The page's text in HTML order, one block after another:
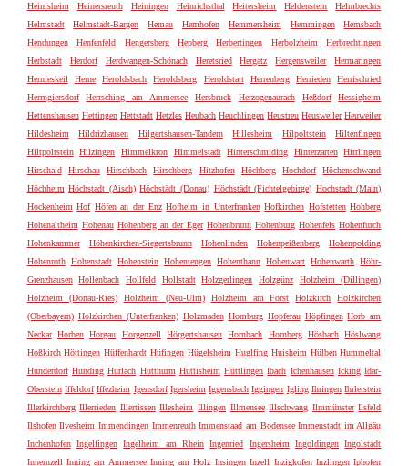
Heimsheim
Heinersreuth Heiningen Heinrichsthal Heitersheim Heldenstein
Helmbrechts
Helmstadt
Helmstadt-Bargen Hemau Hemhofen Hemmersheim Hemmingen
Hemsbach
Hendungen
Henfenfeld Hengersberg Hepberg Herbertingen Herbolzheim
Herbrechtingen
Herbstadt
Herdorf Herdwangen-Schönach Heretsried Hergatz Hergensweiler
Hermaringen
Hermeskeil
Herne Heroldsbach Heroldsberg Heroldstatt Herrenberg Herrieden
Herrischried
Herrngiersdorf
Herrsching am Ammersee Hersbruck Herzogenaurach Heßdorf
Hessigheim
Hettenshausen Hettingen Hettstadt Hetzles Heubach Heuchlingen Heustreu Heusweiler Heuweiler
Hildesheim
Hildrizhausen Hilgertshausen-Tandern Hillesheim Hilpoltstein
Hiltenfingen
Hiltpoltstein
Hilzingen Himmelkron Himmelstadt Hinterschmiding Hinterzarten
Hirrlingen
Hirschaid
Hirschau Hirschbach Hirschberg Hitzhofen Höchberg Hochdorf
Höchenschwand
Höchheim Höchstadt (Aisch) Höchstädt (Donau) Höchstädt (Fichtelgebirge) Hochstadt (Main)
Hockenheim Hof Höfen an der Enz Hofheim in Unterfranken Hofkirchen Hofstetten Hohberg
Hohenaltheim Hohenau Hohenberg an der Eger Hohenbrunn Hohenburg Hohenfels Hohenfurch
Hohenkammer
Höhenkirchen-Siegertsbrunn Hohenlinden Hohenpeißenberg
Hohenpolding
Hohenroth Hohenstadt Hohenstein Hohentengen Hohenthann Hohenwart Hohenwarth Höhr-
Grenzhausen
Hollenbach Hollfeld Hollstadt Holzgerlingen Holzgünz
Holzheim (Dillingen)
Holzheim (Donau-Ries)
Holzheim (Neu-Ulm) Holzheim am Forst Holzkirch
Holzkirchen
(Oberbayern) Holzkirchen (Unterfranken) Holzmaden Homburg Hopferau Höpfingen Horb am
Neckar Horben Horgau Horgenzell Hörgertshausen Hornbach Hornberg Hösbach Höslwang
Hoßkirch Höttingen Hüffenhardt Hüfingen Hügelsheim Huglfing Huisheim Hülben Hummeltal
Hunderdorf Hunding Hurlach Hutthurm Hüttisheim Hüttlingen Ibach Ichenhausen Icking Idar-
Oberstein Iffeldorf Iffezheim Igensdorf Igersheim Iggensbach Iggingen Igling Ihringen Ihrlerstein
Illerkirchberg Illerrieden Illertissen Illesheim Illingen Illmensee Illschwang Ilmmünster Ilsfeld
Ilshofen Ilvesheim Immendingen Immenreuth Immenstaad am Bodensee Immenstadt im Allgäu
Inchenhofen Ingelfingen Ingelheim am Rhein Ingenried Ingersheim Ingoldingen Ingolstadt
Innernzell Inning am Ammersee Inning am Holz Insingen Inzell Inzigkofen Inzlingen Iphofen